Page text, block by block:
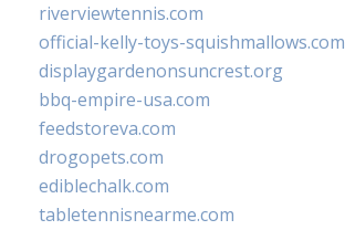
riverviewtennis.com
official-kelly-toys-squishmallows.com
displaygardenonsuncrest.org
bbq-empire-usa.com
feedstoreva.com
drogopets.com
ediblechalk.com
tabletennisnearme.com